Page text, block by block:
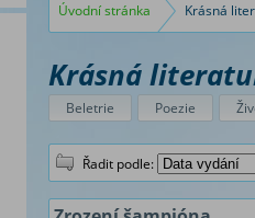
Úvodní stránka Krásná
Krásná
Beletrie Poezie
Řadit podle: